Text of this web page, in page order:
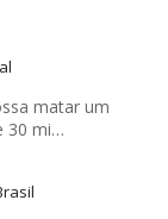
matar um
30 mi…